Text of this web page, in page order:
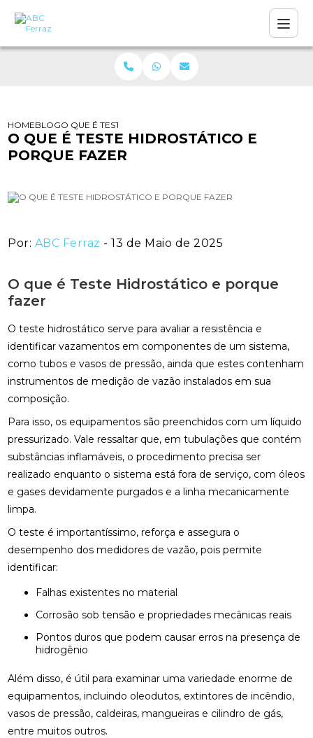
HOMEBLOGO QUE É TESTE HIDROSTÁTICO E PORQUE FAZER
O QUE É TESTE HIDROSTÁTICO E
PORQUE FAZER
Por: ABC Ferraz - 13 de Maio de 2025
O que é Teste Hidrostático e porque
fazer
O teste hidrostático serve para avaliar a resistência e
identificar vazamentos em componentes de um sistema,
como tubos e vasos de pressão, ainda que estes contenham
instrumentos de medição de vazão instalados em sua
composição.
Para isso, os equipamentos são preenchidos com um líquido
pressurizado. Vale ressaltar que, em tubulações que contém
substâncias inflamáveis, o procedimento precisa ser
realizado enquanto o sistema está fora de serviço, com óleos
e gases devidamente purgados e a linha mecanicamente
limpa.
O teste é importantíssimo, reforça e assegura o
desempenho dos medidores de vazão, pois permite
identificar:
Falhas existentes no material
Corrosão sob tensão e propriedades mecânicas reais
Pontos duros que podem causar erros na presença de
hidrogênio
Além disso, é útil para examinar uma variedade enorme de
equipamentos, incluindo oleodutos, extintores de incêndio,
vasos de pressão, caldeiras, mangueiras e cilindro de gás,
entre muitos outros.